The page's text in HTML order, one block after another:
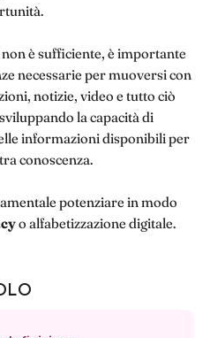
è sufficiente, è importante
necessarie per muoversi con
notizie, video e tutto ciò
la capacità di
informazioni disponibili per
conoscenza.
potenziare in modo
o alfabetizzazione digitale.